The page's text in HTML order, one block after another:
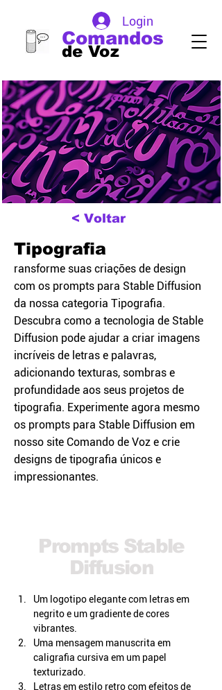
de Voz
Comandos
Login
< Voltar
Tipografia
ransforme suas criações de design
com os prompts para Stable Diffusion
da nossa categoria Tipografia.
Descubra como a tecnologia de Stable
Diffusion pode ajudar a criar imagens
incríveis de letras e palavras,
adicionando texturas, sombras e
profundidade aos seus projetos de
tipografia. Experimente agora mesmo
os prompts para Stable Diffusion em
nosso site Comando de Voz e crie
designs de tipografia únicos e
impressionantes.
Prompts Stable
Diffusion
Um logotipo elegante com letras em
negrito e um gradiente de cores
vibrantes.
Uma mensagem manuscrita em
caligrafia cursiva em um papel
texturizado.
Letras em estilo retro com efeitos de